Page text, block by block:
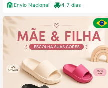
Envio Nacional
4-7 dias